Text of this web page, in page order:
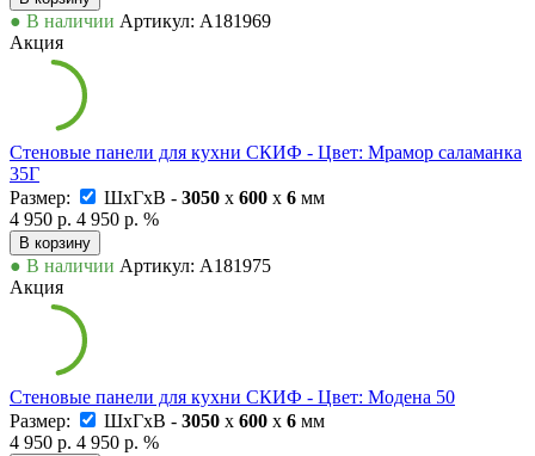
● В наличии Артикул: А181969
Акция
Стеновые панели для кухни СКИФ - Цвет: Мрамор саламанка
35Г
Размер:
ШxГxВ - 3050 x 600 x 6 мм
4 950 р. 4 950 р. %
В корзину
● В наличии Артикул: А181975
Акция
Стеновые панели для кухни СКИФ - Цвет: Модена 50
Размер:
ШxГxВ - 3050 x 600 x 6 мм
4 950 р. 4 950 р. %